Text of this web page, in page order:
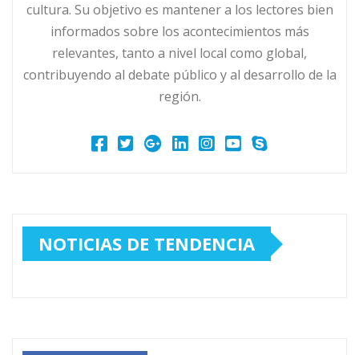
cultura. Su objetivo es mantener a los lectores bien
informados sobre los acontecimientos más
relevantes, tanto a nivel local como global,
contribuyendo al debate público y al desarrollo de la
región.
NOTICIAS DE TENDENCIA